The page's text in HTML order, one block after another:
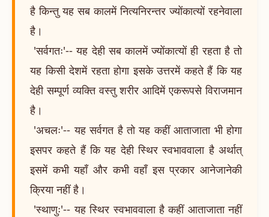
है किन्तु यह सब कालमें नित्यनिरन्तर ज्योंकात्यों रहनेवाला
है।
'सर्वगतः'-- यह देही सब कालमें ज्योंकात्यों ही रहता है तो
यह किसी देशमें रहता होगा इसके उत्तरमें कहते हैं कि यह
देही सम्पूर्ण व्यक्ति वस्तु शरीर आदिमें एकरूपसे विराजमान
है।
'अचलः'-- यह सर्वगत है तो यह कहीं आताजाता भी होगा
इसपर कहते हैं कि यह देही स्थिर स्वभाववाला है अर्थात्
इसमें कभी यहाँ और कभी वहाँ इस प्रकार आनेजानेकी
क्रिया नहीं है।
'स्थाणुः'-- यह स्थिर स्वभाववाला है कहीं आताजाता नहीं